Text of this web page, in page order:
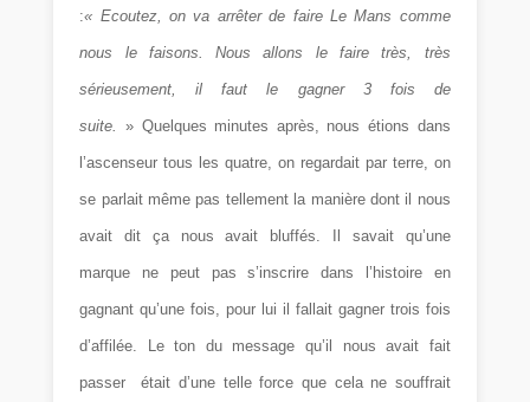
:« Ecoutez, on va arrêter de faire Le Mans comme
nous le faisons. Nous allons le faire très, très
sérieusement, il faut le gagner 3 fois de
suite. » Quelques minutes après, nous étions dans
l’ascenseur tous les quatre, on regardait par terre, on
se parlait même pas tellement la manière dont il nous
avait dit ça nous avait bluffés. Il savait qu’une
marque ne peut pas s’inscrire dans l’histoire en
gagnant qu’une fois, pour lui il fallait gagner trois fois
d’affilée. Le ton du message qu’il nous avait fait
passer était d’une telle force que cela ne souffrait